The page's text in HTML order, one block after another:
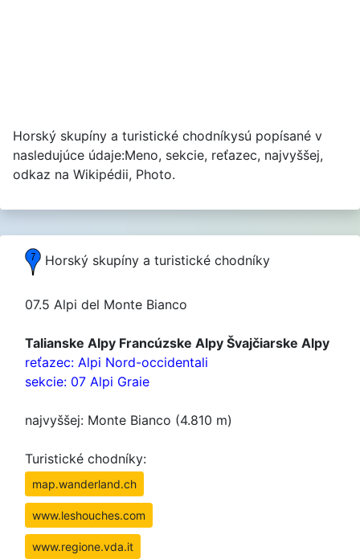
Horský skupíny a turistické chodníkysú popísané v
nasledujúce údaje:Meno, sekcie, reťazec, najvyššej,
odkaz na Wikipédii, Photo.
Horský skupíny a turistické chodníky
07.5 Alpi del Monte Bianco
Talianske Alpy Francúzske Alpy Švajčiarske Alpy
reťazec: Alpi Nord-occidentali
sekcie: 07 Alpi Graie
najvyššej: Monte Bianco (4.810 m)
Turistické chodníky:
map.wanderland.ch
www.leshouches.com
www.regione.vda.it